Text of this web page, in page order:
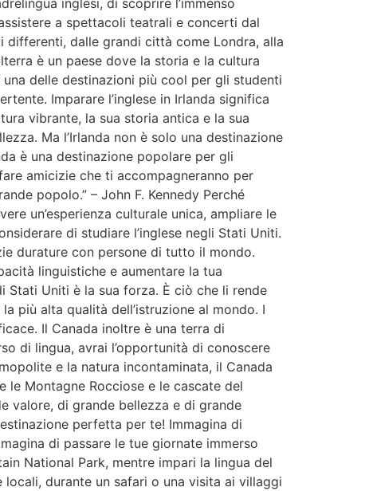
inglesi, di scoprire l’immenso
a spettacoli teatrali e concerti dal
differenti, dalle grandi città come Londra, alla
è un paese dove la storia e la cultura
delle destinazioni più cool per gli studenti
Imparare l’inglese in Irlanda significa
vibrante, la sua storia antica e la sua
Ma l’Irlanda non è solo una destinazione
è una destinazione popolare per gli
amicizie che ti accompagneranno per
popolo.” – John F. Kennedy Perché
un’esperienza culturale unica, ampliare le
di studiare l’inglese negli Stati Uniti.
durature con persone di tutto il mondo.
linguistiche e aumentare la tua
Stati Uniti è la sua forza. È ciò che li rende
più alta qualità dell’istruzione al mondo. I
Il Canada inoltre è una terra di
di lingua, avrai l’opportunità di conoscere
e la natura incontaminata, il Canada
le Montagne Rocciose e le cascate del
valore, di grande bellezza e di grande
perfetta per te! Immagina di
di passare le tue giornate immerso
National Park, mentre impari la lingua del
durante un safari o una visita ai villaggi